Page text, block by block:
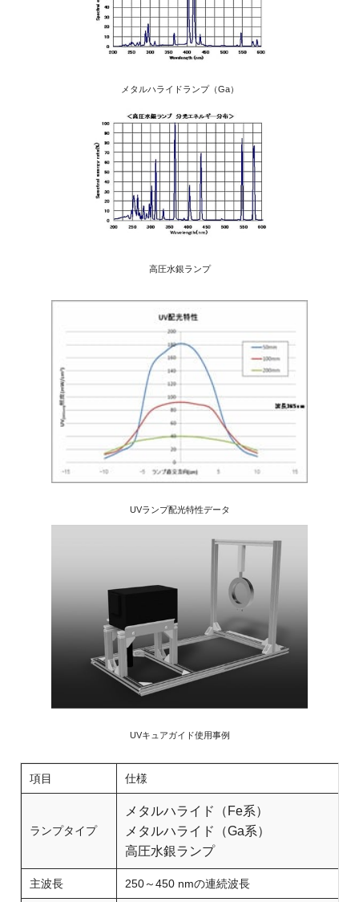
メタルハライドランプ（Ga）
高圧水銀ランプ
UVランプ配光特性データ
UVキュアガイド使用事例
項目 仕様
ランプタイプ
メタルハライド（Fe系）
メタルハライド（Ga系）
高圧水銀ランプ
主波長 250～450 nmの連続波長